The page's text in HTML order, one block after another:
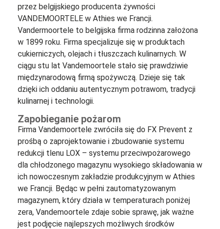
przez belgijskiego producenta żywności
VANDEMOORTELE w Athies we Francji.
Vandermoortele to belgijska firma rodzinna założona
w 1899 roku. Firma specjalizuje się w produktach
cukierniczych, olejach i tłuszczach kulinarnych. W
ciągu stu lat Vandemoortele stało się prawdziwie
międzynarodową firmą spożywczą. Dzieje się tak
dzięki ich oddaniu autentycznym potrawom, tradycji
kulinarnej i technologii.
Zapobieganie pożarom
Firma Vandemoortele zwróciła się do FX Prevent z
prośbą o zaprojektowanie i zbudowanie systemu
redukcji tlenu LOX – systemu przeciwpożarowego
dla chłodzonego magazynu wysokiego składowania w
ich nowoczesnym zakładzie produkcyjnym w Athies
we Francji. Będąc w pełni zautomatyzowanym
magazynem, który działa w temperaturach poniżej
zera, Vandemoortele zdaje sobie sprawę, jak ważne
jest podjęcie najlepszych możliwych środków